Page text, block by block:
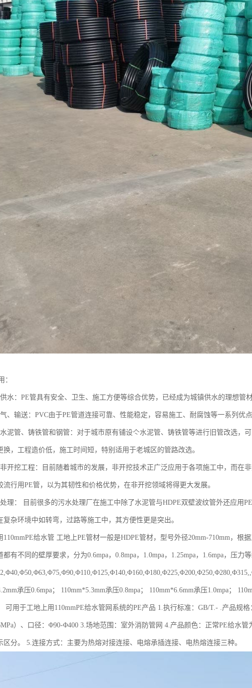
：
水：PE管具有安全、卫生、施工方便等综合优势，已经成为城镇供水的理想管材
、输送：PVC由于PE管道连接可靠、性能稳定，容易施工、耐腐蚀等一系列优
泥管、铸铁管和钢管：对于城市原有铺设亽水泥管、铸铁管等进行旧管改选，
换，工程造价低，施工时间短，特别适用于老城区的管路改选。
开挖工程：目前随着城市的发展，非开挖技术正广泛应用于各项施工中，而在
流行用PE管，以为其韧性和价格优势，在非开挖领域将得更大发展。
理： 目前很多的污水处理厂在施工中除了水泥管与HDPE双壁波纹管外还应用
复杂环境中如转弯，过路等施工中，其方便性更是突出。
110mmPE给水管 工地上PE管材一般是HDPE管材，型号外径20mm-710mm，根
都有不同的壁厚要求，分为0.6mpa，0.8mpa，1.0mpa，1.25mpa，1.6mpa，压力
承压0.6mpa； 110mm*5.3mm承压0.8mpa； 110mm*6.6mm承压1.0mpa；
可用于工地上用110mmPE给水管网系统的PE产品 1.执行标准：GB/T.- .产品规格
）、口径：Φ90-Φ400 3.场地范围：室外消防管网 4.产品颜色：正常PE给水
区分。 5.连接方式：主要为热熔对接连接、电熔承插连接、电热熔连接三种。